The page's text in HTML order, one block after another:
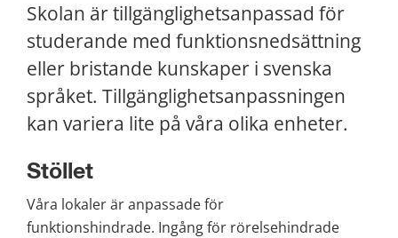
Skolan är tillgänglighetsanpassad för
studerande med funktionsnedsättning
eller bristande kunskaper i svenska
språket. Tillgänglighetsanpassningen
kan variera lite på våra olika enheter.
Stöllet
Våra lokaler är anpassade för
funktionshindrade. Ingång för rörelsehindrade